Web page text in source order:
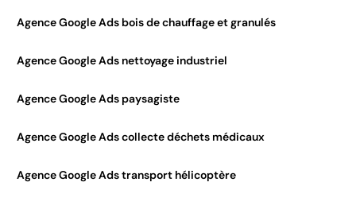
Agence Google Ads bois de chauffage et granulés
Agence Google Ads nettoyage industriel
Agence Google Ads paysagiste
Agence Google Ads collecte déchets médicaux
Agence Google Ads transport hélicoptère